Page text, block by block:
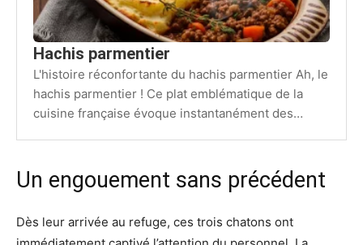
Hachis parmentier
L'histoire réconfortante du hachis parmentier Ah, le
hachis parmentier ! Ce plat emblématique de la
cuisine française évoque instantanément des
Un engouement sans précédent
Dès leur arrivée au refuge, ces trois chatons ont